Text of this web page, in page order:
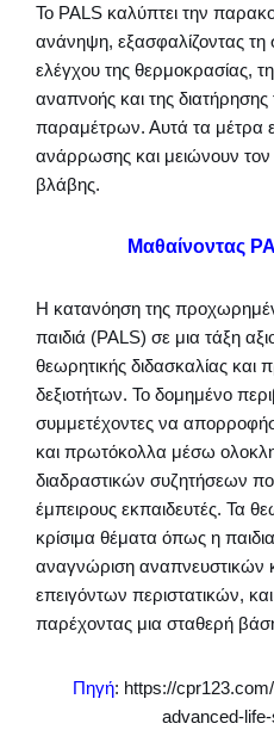
Το PALS καλύπτει την
ανάνηψη, εξασφαλίζοντας
ελέγχου της θερμοκρασίας,
αναπνοής και της
παραμέτρων. Αυτά τα μέτρα
ανάρρωσης και μειώνουν τον
βλάβης.
Μαθαίνοντας
Η κατανόηση της
παιδιά (PALS) σε μια τάξη
θεωρητικής διδασκαλίας και
δεξιοτήτων. Το δομημένο
συμμετέχοντες να
και πρωτόκολλα μέσω
διαδραστικών συζητήσεων
έμπειρους εκπαιδευτές. Τα
κρίσιμα θέματα όπως η
αναγνώριση αναπνευστικών
επειγόντων περιστατικών,
παρέχοντας μια σταθερή
Πηγή: https://
advanced-